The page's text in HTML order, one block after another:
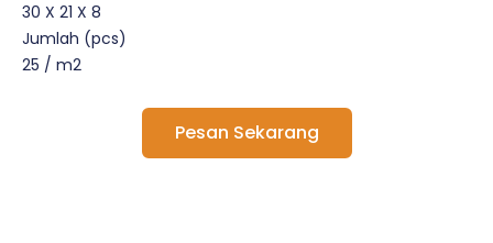
30 X 21 X 8
Jumlah (pcs)
25 / m2
Pesan Sekarang